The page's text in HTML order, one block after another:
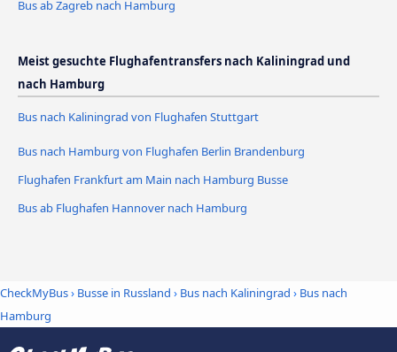
Bus ab Zagreb nach Hamburg
Meist gesuchte Flughafentransfers nach Kaliningrad und
nach Hamburg
Bus nach Kaliningrad von Flughafen Stuttgart
Bus nach Hamburg von Flughafen Berlin Brandenburg
Flughafen Frankfurt am Main nach Hamburg Busse
Bus ab Flughafen Hannover nach Hamburg
CheckMyBus› Busse in Russland › Bus nach Kaliningrad › Bus nach
Hamburg